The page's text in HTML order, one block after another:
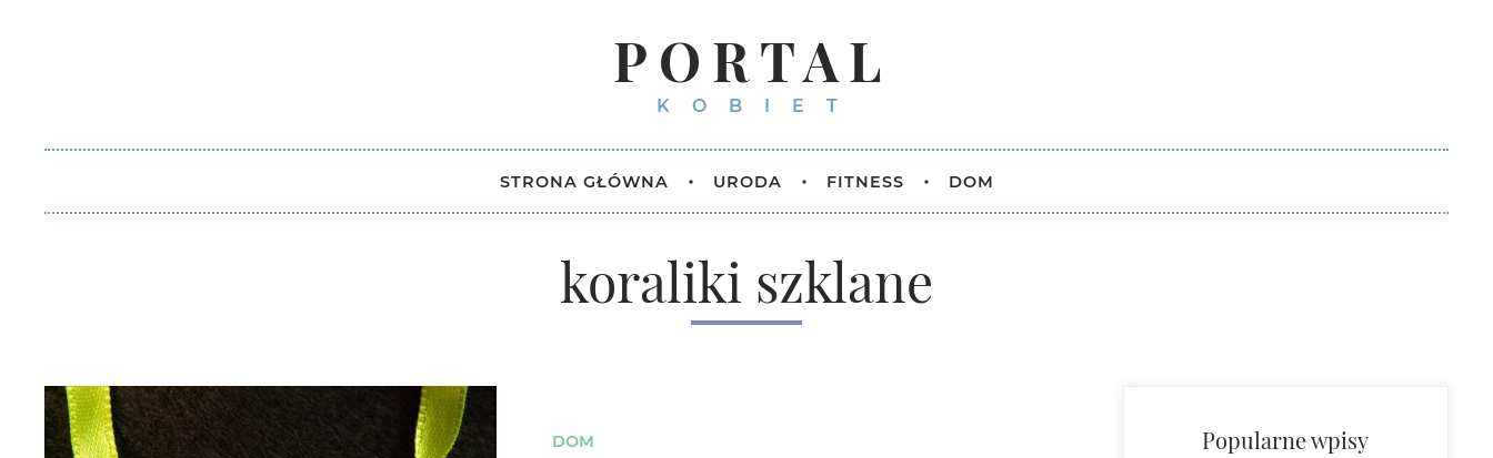
PORTAL
KOBIET
STRONA GŁÓWNA URODA FITNESS DOM
koraliki szklane
DOM Popularne wpisy